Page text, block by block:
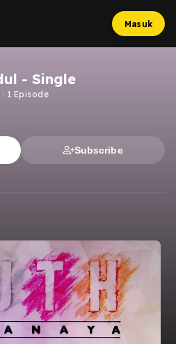
Masuk
- Single
· 1 Episode
Subscribe